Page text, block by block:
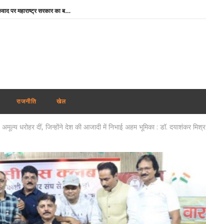
Maharashtra News: आतंकवाद पर महाराष्ट्र सरकार का बड़ा एक्शन, 114 कट्टरपंथी प्रकाशनों पर लगाया प्रतिबंध
Share Market Today: गिरावट के साथ खुला शेयर बाजार, सेंसेक्स 267 अंक टूटा, निफ्टी 24,600 के नीचे
JPSC-JSSC Protest: 14वें दिन भी जारी छात्रों का आंदोलन, भूख हड़ताल पर अड़े अभ्यर्थी; पेपर लीक जांच की मांग तेज
Instagram CSEAM: इंस्टाग्राम पर बच्चों के यौन शोषण से जुड़े 50 से अधिक मामलों पर NHRC सख्त, Meta को नोटिस
Rabindranath Tagore Death Anniversary : राष्ट्रपति नहीं, नेताओं ने दी श्रद्धांजलि, ओम बिड़ला से योगी तक ने किया नमन
राजनीति खेल
धरोहर दीं, जिन्होंने देश की आजादी में निभाई अहम भूमिका : डॉ. दयाशंकर मिश्र